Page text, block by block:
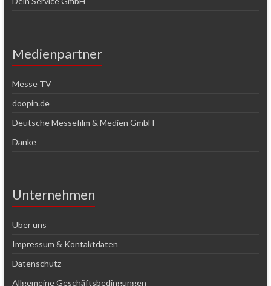
Medienpartner
Messe TV
doopin.de
Deutsche Messefilm & Medien GmbH
Danke
Unternehmen
Über uns
Impressum & Kontaktdaten
Datenschutz
Allgemeine Geschäftsbedingungen